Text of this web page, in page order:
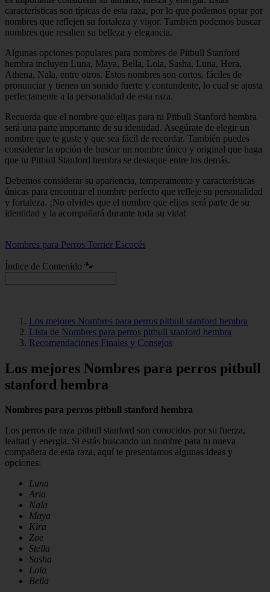
características son típicas de esta raza, por lo que podemos optar por
nombres que reflejen su fortaleza y vigor. También podemos buscar
nombres que resalten su belleza y elegancia.
Algunas opciones populares para nombres de Pitbull Stanford
hembra incluyen Luna, Maya, Bella, Lola, Sasha, Luna, Hera,
Athena, Nala, entre otros. Estos nombres son cortos, fáciles de
pronunciar y tienen un sonido fuerte y contundente, lo cual se ajusta
perfectamente a la personalidad de esta raza.
Recuerda que el nombre que elijas para tu Pitbull Stanford hembra
será una parte importante de su identidad. Asegúrate de elegir un
nombre que te guste y que sea fácil de recordar. También puedes
considerar la opción de buscar un nombre único y original que haga
que tu Pitbull Stanford hembra se destaque entre los demás.
Debemos considerar su apariencia, temperamento y características
únicas para encontrar el nombre perfecto que refleje su personalidad
y fortaleza. ¡No olvides que el nombre que elijas será parte de su
identidad y la acompañará durante toda su vida!
Nombres para Perros Terrier Escocés
Índice de Contenido 🐾
Los mejores Nombres para perros pitbull stanford hembra
Lista de Nombres para perros pitbull stanford hembra
Recomendaciones Finales y Consejos
Los mejores Nombres para perros pitbull
stanford hembra
Nombres para perros pitbull stanford hembra
Los perros de raza pitbull stanford son conocidos por su fuerza,
lealtad y energía. Si estás buscando un nombre para tu nueva
compañera de esta raza, aquí te presentamos algunas ideas y
opciones:
Luna
Aria
Nala
Maya
Kira
Zoe
Stella
Sasha
Lola
Bella